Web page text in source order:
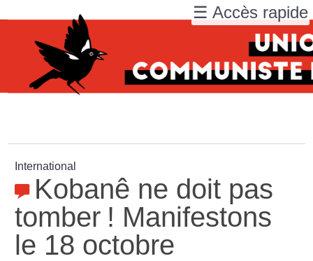
International
Kobanê ne doit pas
tomber ! Manifestons
le 18 octobre
☰ Accès rapide